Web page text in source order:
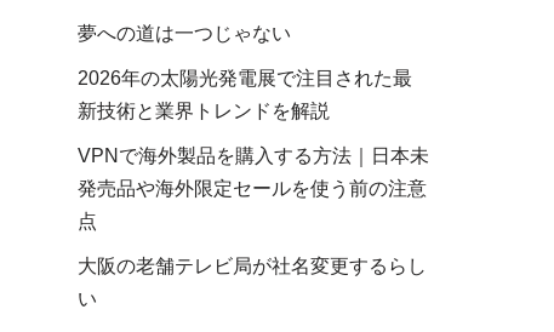
夢への道は一つじゃない
2026年の太陽光発電展で注目された最
新技術と業界トレンドを解説
VPNで海外製品を購入する方法｜日本未
発売品や海外限定セールを使う前の注意
点
大阪の老舗テレビ局が社名変更するらし
い